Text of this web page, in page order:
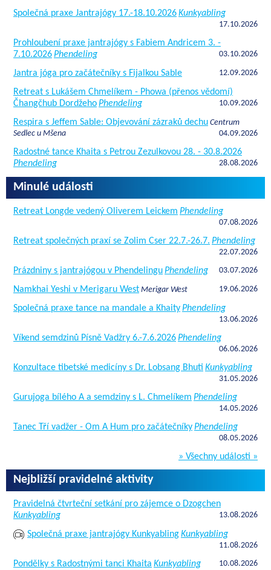
Společná praxe Jantrajógy 17.-18.10.2026Kunkyabling
17.10.2026
Prohloubení praxe jantrajógy s Fabiem Andricem 3. -
7.10.2026Phendeling 03.10.2026
Jantra jóga pro začátečníky s Fijalkou Sable 12.09.2026
Retreat s Lukášem Chmelíkem - Phowa (přenos vědomí)
Čhangčhub DordžehoPhendeling 10.09.2026
Respira s Jeffem Sable: Objevování zázraků dechu Centrum
Sedlec u Mšena
04.09.2026
Radostné tance Khaita s Petrou Zezulkovou 28. - 30.8.2026
Phendeling
28.08.2026
Minulé události
Retreat Longde vedený Oliverem Leickem Phendeling
07.08.2026
Retreat společných praxí se Zolim Cser 22.7.-26.7. Phendeling
22.07.2026
Prázdniny s jantrajógou v PhendelinguPhendeling 03.07.2026
Namkhai Yeshi v Merigaru West Merigar West 19.06.2026
Společná praxe tance na mandale a KhaityPhendeling
13.06.2026
Víkend semdzinů Písně Vadžry 6.-7.6.2026Phendeling
06.06.2026
Konzultace tibetské medicíny s Dr. Lobsang Bhuti Kunkyabling
31.05.2026
Gurujoga bílého A a semdziny s L. Chmelíkem Phendeling
14.05.2026
Tanec Tří vadžer - Om A Hum pro začátečníkyPhendeling
08.05.2026
» Všechny události »
Nejbližší pravidelné aktivity
Pravidelná čtvrteční setkání pro zájemce o Dzogchen
Kunkyabling
13.08.2026
Společná praxe jantrajógy KunkyablingKunkyabling
11.08.2026
Pondělky s Radostnými tanci Khaita Kunkyabling 10.08.2026